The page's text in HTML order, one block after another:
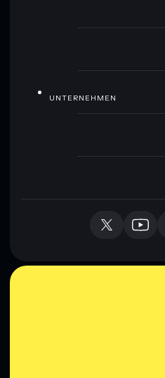
UNTERNEHMEN